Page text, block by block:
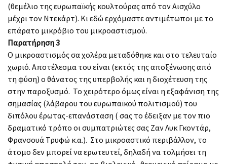
(θεμέλιο της ευρωπαϊκής κουλτούρας από τον Αισχύλο
μέχρι τον Ντεκάρτ). Κι εδώ ερχόμαστε αντιμέτωποι με το
επάρατο μικρόβιο του μικροαστισμού.
Παρατήρηση 3
Ο μικροαστισμός σα χολέρα μεταδόθηκε και στο τελευταίο
χωριό. Αποτέλεσμα του είναι (εκτός της αποξένωσης από
τη φύση) ο θάνατος της υπερβολής και η διοχέτευση της
στην παροξυσμό. Το χειρότερο όμως είναι η εξαφάνιση της
σημασίας (λάβαρου του ευρωπαϊκού πολιτισμού) του
διπόλου έρωτας-επανάσταση ( σας το έδειξαν με τον πιο
δραματικό τρόπο οι συμπατριώτες σας Ζαν Λυκ Γκοντάρ,
Φρανσουά Τρυφώ κ.α.). Στο μικροαστικό περιβάλλον, το
άτομο δεν μπορεί να ερωτευτεί, δηλαδή να τολμήσει τη